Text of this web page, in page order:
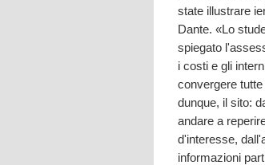
state illustrare
Dante. «Lo
spiegato
i costi e gli
convergere
dunque, il sito:
andare a
d'interesse,
informazioni